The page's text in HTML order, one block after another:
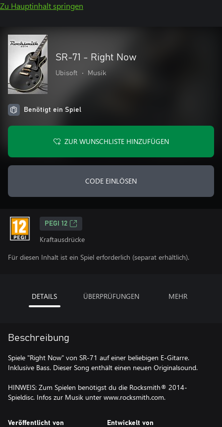
Zu Hauptinhalt springen
SR-71 - Right Now
Ubisoft • Musik
Benötigt ein Spiel
ZUR WUNSCHLISTE HINZUFÜGEN
CODE EINLÖSEN
PEGI 12
Kraftausdrücke
Für diesen Inhalt ist ein Spiel erforderlich (separat erhältlich).
DETAILS ÜBERPRÜFUNGEN MEHR
Beschreibung
Spiele "Right Now" von SR-71 auf einer beliebigen E-Gitarre.
Inklusive Bass. Dieser Song enthält einen neuen Originalsound.
HINWEIS: Zum Spielen benötigst du die Rocksmith® 2014-
Spieldisc. Infos zur Musik unter www.rocksmith.com.
Veröffentlicht von Entwickelt von